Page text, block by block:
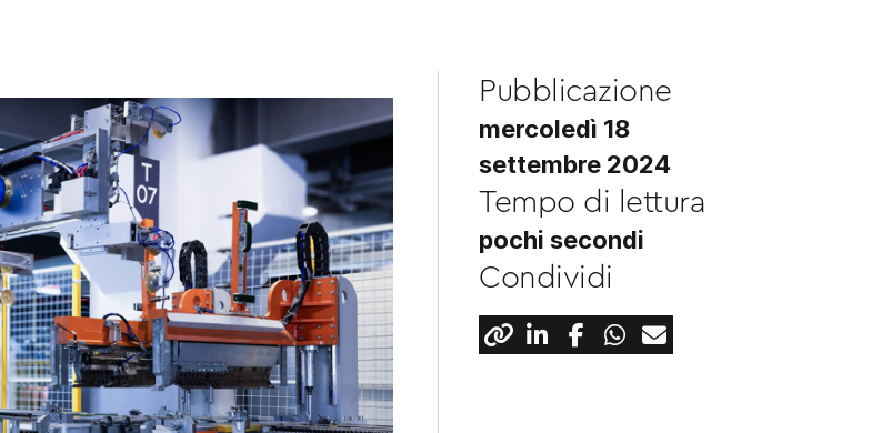
Pubblicazione
mercoledì 18
settembre 2024
Tempo di lettura
pochi secondi
Condividi